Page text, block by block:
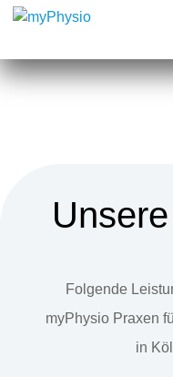
Folgende
myPhysio Praxen
in